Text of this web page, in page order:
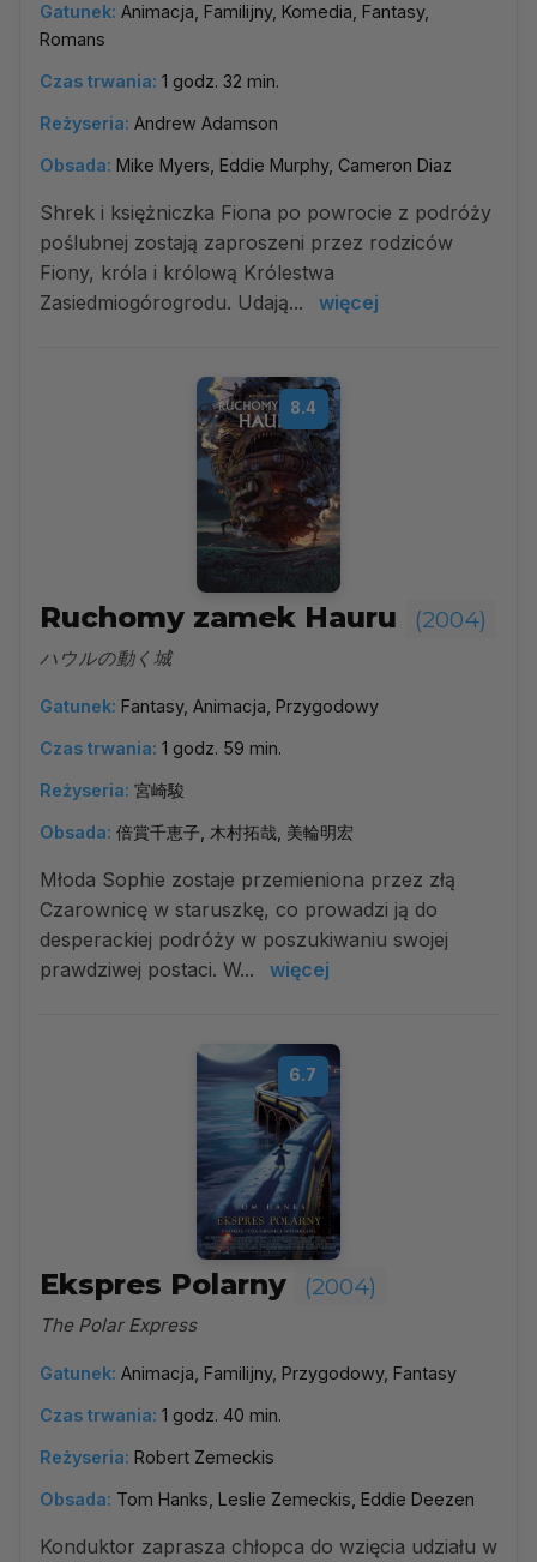
Gatunek: Animacja, Familijny, Komedia, Fantasy,
Romans
Czas trwania: 1 godz. 32 min.
Reżyseria: Andrew Adamson
Obsada: Mike Myers, Eddie Murphy, Cameron Diaz
Shrek i księżniczka Fiona po powrocie z podróży
poślubnej zostają zaproszeni przez rodziców
Fiony, króla i królową Królestwa
Zasiedmiogórogrodu. Udają...
więcej
8.4
Ruchomy zamek Hauru (2004)
ハウルの動く城
Gatunek: Fantasy, Animacja, Przygodowy
Czas trwania: 1 godz. 59 min.
Reżyseria: 宮崎駿
Obsada: 倍賞千恵子, 木村拓哉, 美輪明宏
Młoda Sophie zostaje przemieniona przez złą
Czarownicę w staruszkę, co prowadzi ją do
desperackiej podróży w poszukiwaniu swojej
prawdziwej postaci. W...
więcej
6.7
Ekspres Polarny (2004)
The Polar Express
Gatunek: Animacja, Familijny, Przygodowy, Fantasy
Czas trwania: 1 godz. 40 min.
Reżyseria: Robert Zemeckis
Obsada: Tom Hanks, Leslie Zemeckis, Eddie Deezen
Konduktor zaprasza chłopca do wzięcia udziału w